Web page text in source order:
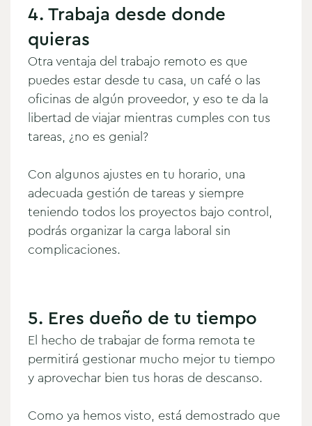
4. Trabaja desde donde
quieras
Otra ventaja del trabajo remoto es que
puedes estar desde tu casa, un café o las
oficinas de algún proveedor, y eso te da la
libertad de viajar mientras cumples con tus
tareas, ¿no es genial?
Con algunos ajustes en tu horario, una
adecuada gestión de tareas y siempre
teniendo todos los proyectos bajo control,
podrás organizar la carga laboral sin
complicaciones.
5. Eres dueño de tu tiempo
El hecho de trabajar de forma remota te
permitirá gestionar mucho mejor tu tiempo
y aprovechar bien tus horas de descanso.
Como ya hemos visto, está demostrado que